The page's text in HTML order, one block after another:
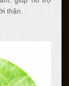
thận.